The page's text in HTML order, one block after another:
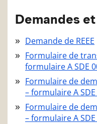
Demandes
Demande de REEE
Formulaire de
formulaire A SDE
Formulaire de
– formulaire A
Formulaire de
– formulaire A SDE